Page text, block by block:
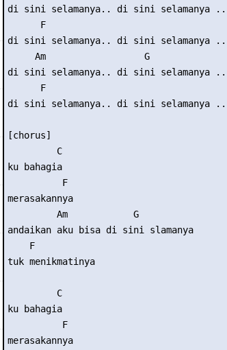
di sini selamanya.. di sini selamanya ..
      F
di sini selamanya.. di sini selamanya ..
     Am                  G
di sini selamanya.. di sini selamanya ..
      F
di sini selamanya.. di sini selamanya ..
[chorus]
         C
ku bahagia
          F
merasakannya
         Am            G
andaikan aku bisa di sini slamanya
    F
tuk menikmatinya
         C
ku bahagia
          F
merasakannya